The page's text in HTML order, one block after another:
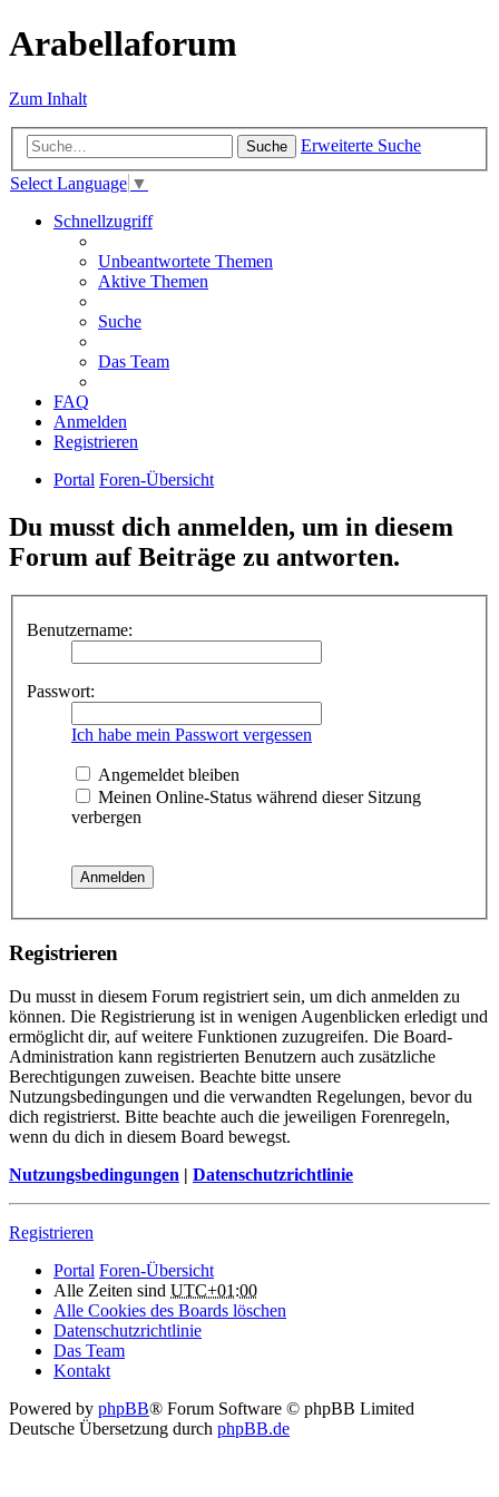
Arabellaforum
Zum Inhalt
Suche
Erweiterte Suche
Select Language ▼
Schnellzugriff
Unbeantwortete Themen
Aktive Themen
Suche
Das Team
FAQ
Anmelden
Registrieren
Portal Foren-Übersicht
Du musst dich anmelden, um in diesem
Forum auf Beiträge zu antworten.
Benutzername:
Passwort:
Ich habe mein Passwort vergessen
Angemeldet bleiben
Meinen Online-Status während dieser Sitzung
verbergen
Registrieren
Du musst in diesem Forum registriert sein, um dich anmelden zu
können. Die Registrierung ist in wenigen Augenblicken erledigt und
ermöglicht dir, auf weitere Funktionen zuzugreifen. Die Board-
Administration kann registrierten Benutzern auch zusätzliche
Berechtigungen zuweisen. Beachte bitte unsere
Nutzungsbedingungen und die verwandten Regelungen, bevor du
dich registrierst. Bitte beachte auch die jeweiligen Forenregeln,
wenn du dich in diesem Board bewegst.
Nutzungsbedingungen | Datenschutzrichtlinie
Registrieren
Portal Foren-Übersicht
Alle Zeiten sind UTC+01:00
Alle Cookies des Boards löschen
Datenschutzrichtlinie
Das Team
Kontakt
Powered by phpBB® Forum Software © phpBB Limited
Deutsche Übersetzung durch phpBB.de